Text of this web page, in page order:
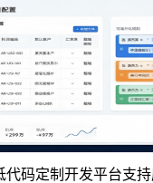
代码定制开发平台支